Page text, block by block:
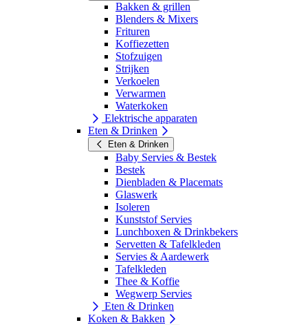
Bakken & grillen
Blenders & Mixers
Frituren
Koffiezetten
Stofzuigen
Strijken
Verkoelen
Verwarmen
Waterkoken
Elektrische apparaten
Eten & Drinken
Eten & Drinken
Baby Servies & Bestek
Bestek
Dienbladen & Placemats
Glaswerk
Isoleren
Kunststof Servies
Lunchboxen & Drinkbekers
Servetten & Tafelkleden
Servies & Aardewerk
Tafelkleden
Thee & Koffie
Wegwerp Servies
Eten & Drinken
Koken & Bakken